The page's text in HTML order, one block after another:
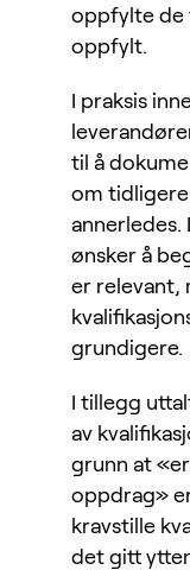
oppfylte de
oppfylt.
I praksis
til å
om
ønsker å
er relevant,
grundigere.
I tillegg
av
grunn at
oppdrag»
kravstille
det gitt